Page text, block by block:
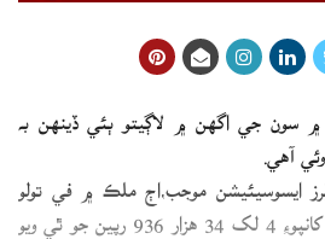
جي اگهن ۾ لاڳيتو ٻئي ڏينهن به
آهي.
ايسوسيئيشن موجب،اڄ ملڪ ۾ في تولو